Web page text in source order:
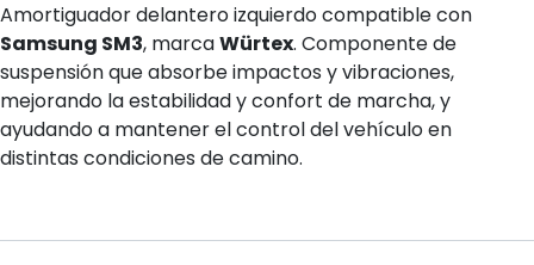
Amortiguador delantero izquierdo compatible con
Samsung SM3, marcaWürtex. Componente de
suspensión que absorbe impactos y vibraciones,
mejorando la estabilidad y confort de marcha, y
ayudando a mantener el control del vehículo en
distintas condiciones de camino.